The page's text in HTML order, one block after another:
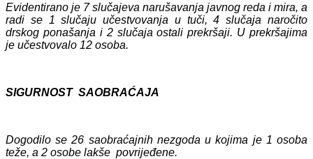
Evidentirano je 7 slučajeva narušavanja javnog reda i mira, a
radi se 1 slučaju učestvovanja u tuči, 4 slučaja naročito
drskog ponašanja i 2 slučaja ostali prekršaji. U prekršajima
je učestvovalo 12 osoba.
SIGURNOST SAOBRAĆAJA
Dogodilo se 26 saobraćajnih nezgoda u kojima je 1 osoba
teže, a 2 osobe lakše povrijeđene.